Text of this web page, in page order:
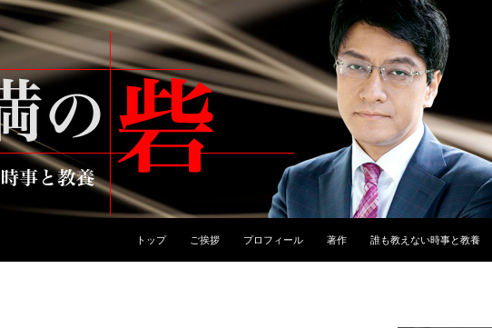
トップ ご挨拶 プロフィール 著作 誰も教えない時事と教養